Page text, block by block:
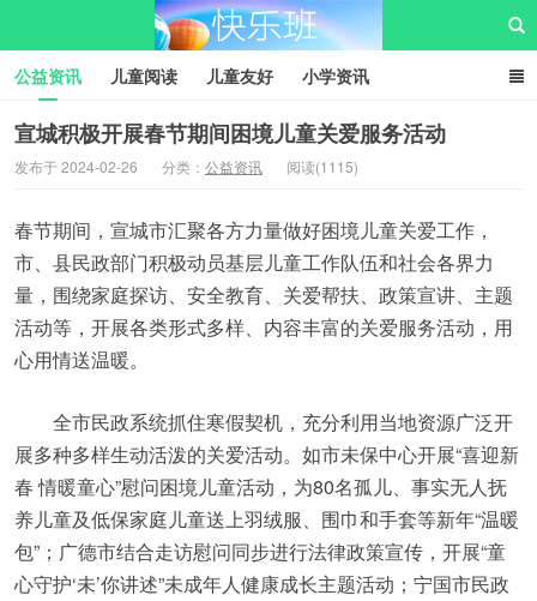
公益资讯 儿童阅读 儿童友好 小学资讯
儿童性教育 公益项目 资源中心 儿童发展交流club
儿童树洞心声 i快乐班
宣城积极开展春节期间困境儿童关爱服务活动
发布于 2024-02-26 分类： 公益资讯 阅读(1115)
春节期间，宣城市汇聚各方力量做好困境儿童关爱工作，
市、县民政部门积极动员基层儿童工作队伍和社会各界力
量，围绕家庭探访、安全教育、关爱帮扶、政策宣讲、主题
活动等，开展各类形式多样、内容丰富的关爱服务活动，用
心用情送温暖。
全市民政系统抓住寒假契机，充分利用当地资源广泛开
展多种多样生动活泼的关爱活动。如市未保中心开展“喜迎新
春 情暖童心”慰问困境儿童活动，为80名孤儿、事实无人抚
养儿童及低保家庭儿童送上羽绒服、围巾和手套等新年“温暖
包”；广德市结合走访慰问同步进行法律政策宣传，开展“童
心守护‘未’你讲述”未成年人健康成长主题活动；宁国市民政